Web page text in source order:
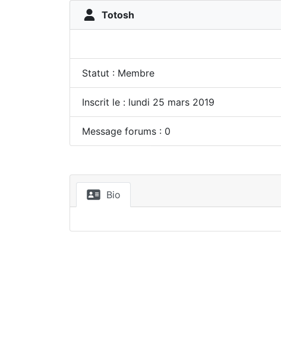
Totosh
Statut : Membre
Inscrit le : lundi 25 mars 2019
Message forums : 0
Bio